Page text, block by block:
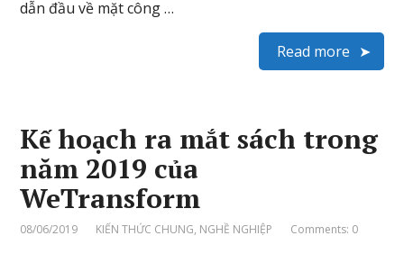
dẫn đầu về mặt công …
Read more
Kế hoạch ra mắt sách trong
năm 2019 của
WeTransform
08/06/2019 KIẾN THỨC CHUNG, NGHỀ NGHIỆP Comments: 0